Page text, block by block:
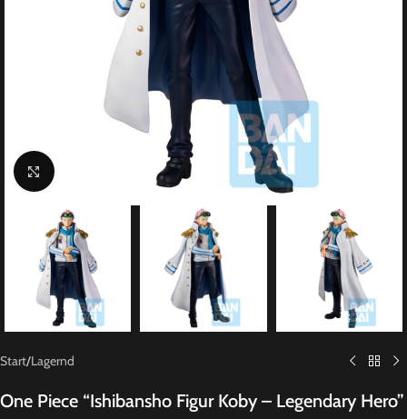
Click to enlarge
Start/Lagernd
One Piece “Ishibansho Figur Koby – Legendary Hero”